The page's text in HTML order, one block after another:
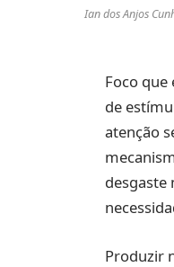
Ian dos Anjos
Foco
de
atenção
desgaste
Produzir